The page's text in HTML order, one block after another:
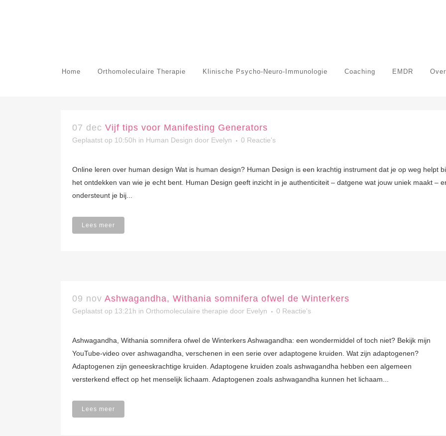
Home Orthomoleculaire Therapie Klinische Psycho-Neuro-Immunologie Coaching EMDR
07 dec Vijf tips voor Manifesting Generators
Geplaatst op 10:50h in Human Design door Evelyn 0 Reactie's
Online leren over human design Wat is human design? Human Design is een krachtig instrument dat je op weg helpt
het ontdekken van wie je echt bent. Human Design geeft inzicht in je authenticiteit – datgene wat jouw uniek maakt –
ondersteunt je bij...
Lees meer
09 nov Ashwagandha, Withania somnifera ofwel de Winterkers
Geplaatst op 13:21h in Orthomoleculaire therapie door Evelyn 0 Reactie's
Ashwagandha, Withania somnifera ofwel de Winterkers Ashwagandha: een wondermiddel of toch niet? Bekijk mijn
YouTube-video over ashwagandha, verschenen in een serie over adaptogene kruiden. Wat zijn adaptogenen?
Adaptogenen zijn geneeskrachtige kruiden. Adaptogene kruiden zoals ashwagandha hebben een algemeen
versterkend effect op het menselijk lichaam. Adaptogenen zoals ashwagandha kunnen het lichaam...
Lees meer